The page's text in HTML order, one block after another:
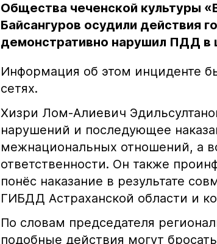
Общества чеченской культуры
Байсангуров осудили действия
демонстративно нарушил ПДД в
Информация об этом инциденте
сетях.
Хизри Лом-Алиевич
нарушений и последующее
межнациональных отношений, а
ответственности. Он также
понёс наказание в результате
ГИБДД Астраханской области и
По словам председателя
подобные действия могут